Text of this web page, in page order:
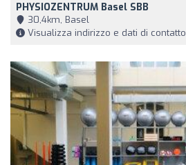
PHYSIOZENTRUM Basel SBB
30,4km, Basel
Visualizza indirizzo e dati di contatto